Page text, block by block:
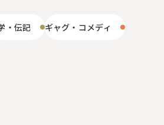
・伝記 ギャグ・コメディ